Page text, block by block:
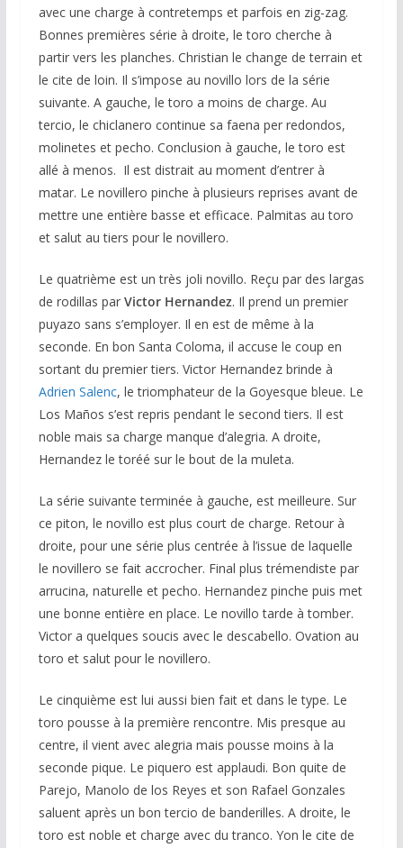
avec une charge à contretemps et parfois en zig-zag.
Bonnes premières série à droite, le toro cherche à
partir vers les planches. Christian le change de terrain et
le cite de loin. Il s’impose au novillo lors de la série
suivante. A gauche, le toro a moins de charge. Au
tercio, le chiclanero continue sa faena per redondos,
molinetes et pecho. Conclusion à gauche, le toro est
allé à menos. Il est distrait au moment d’entrer à
matar. Le novillero pinche à plusieurs reprises avant de
mettre une entière basse et efficace. Palmitas au toro
et salut au tiers pour le novillero.
Le quatrième est un très joli novillo. Reçu par des largas
de rodillas par Victor Hernandez. Il prend un premier
puyazo sans s’employer. Il en est de même à la
seconde. En bon Santa Coloma, il accuse le coup en
sortant du premier tiers. Victor Hernandez brinde à
Adrien Salenc, le triomphateur de la Goyesque bleue. Le
Los Maños s’est repris pendant le second tiers. Il est
noble mais sa charge manque d’alegria. A droite,
Hernandez le toréé sur le bout de la muleta.
La série suivante terminée à gauche, est meilleure. Sur
ce piton, le novillo est plus court de charge. Retour à
droite, pour une série plus centrée à l’issue de laquelle
le novillero se fait accrocher. Final plus trémendiste par
arrucina, naturelle et pecho. Hernandez pinche puis met
une bonne entière en place. Le novillo tarde à tomber.
Victor a quelques soucis avec le descabello. Ovation au
toro et salut pour le novillero.
Le cinquième est lui aussi bien fait et dans le type. Le
toro pousse à la première rencontre. Mis presque au
centre, il vient avec alegria mais pousse moins à la
seconde pique. Le piquero est applaudi. Bon quite de
Parejo, Manolo de los Reyes et son Rafael Gonzales
saluent après un bon tercio de banderilles. A droite, le
toro est noble et charge avec du tranco. Yon le cite de